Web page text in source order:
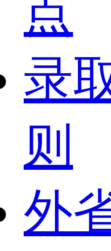
点
录
则
外